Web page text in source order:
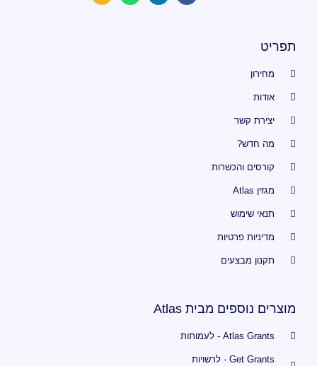
תפריט
מחירון
אודות
יצירת קשר
מה חדש?
קורסים והכשרות
מגזין Atlas
תנאי שימוש
מדיניות פרטיות
תקנון מבצעים
מוצרים נוספים מבית Atlas
Atlas Grants - לעמותות
Get Grants - לרשויות